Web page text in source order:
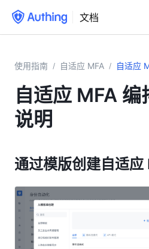
文档
使用指南 / 自适应 MFA / 自适应
自适应 MFA
说明
通过模版创建自适应